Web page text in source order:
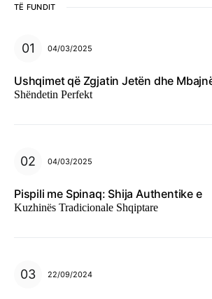
TË FUNDIT
04/03/2025
Ushqimet që Zgjatin Jetën dhe
Shëndetin Perfekt
04/03/2025
Pispili me Spinaq: Shija Authentike e
Kuzhinës Tradicionale Shqiptare
22/09/2024